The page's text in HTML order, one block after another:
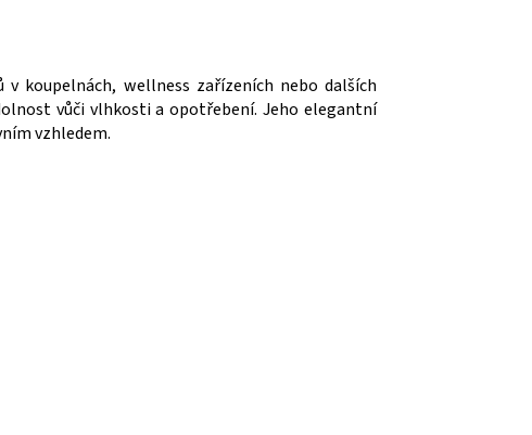
koupelnách, wellness zařízeních nebo dalších
vůči vlhkosti a opotřebení. Jeho elegantní
vzhledem.